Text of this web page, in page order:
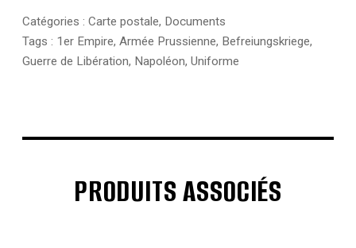
Catégories : Carte postale, Documents
Tags : 1er Empire, Armée Prussienne, Befreiungskriege,
Guerre de Libération, Napoléon, Uniforme
PRODUITS ASSOCIÉS